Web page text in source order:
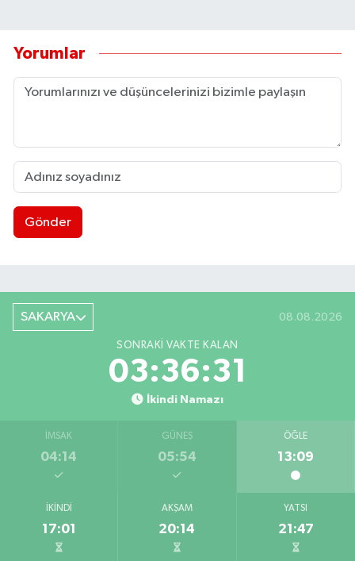
Yorumlar
Gönder
SAKARYA 08.08.2026
SONRAKI VAKTE KALAN
03:36:30
İkindi Namazı
İMSAK
04:14
GÜNEŞ
05:54
ÖĞLE
13:09
İKINDI
17:01
AKŞAM
20:14
YATSI
21:47